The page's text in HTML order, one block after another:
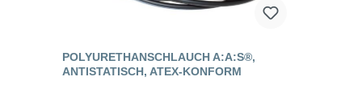
POLYURETHANSCHLAUCH A:​A:​S®,
ANTISTATISCH, ATEX-KONFORM